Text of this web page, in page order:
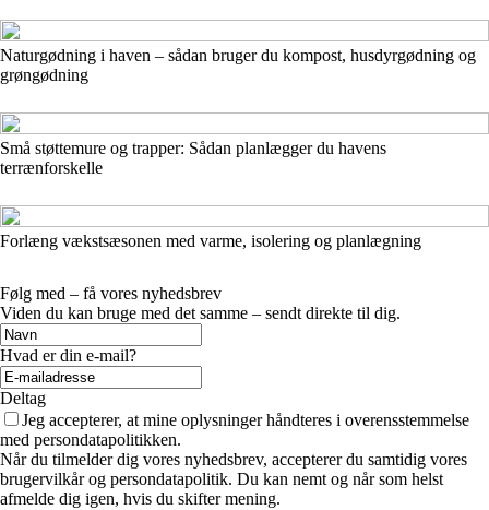
Naturgødning i haven – sådan bruger du kompost, husdyrgødning og
grøngødning
Små støttemure og trapper: Sådan planlægger du havens
terrænforskelle
Forlæng vækstsæsonen med varme, isolering og planlægning
Følg med – få vores nyhedsbrev
Viden du kan bruge med det samme – sendt direkte til dig.
Hvad er din e-mail?
Deltag
Jeg accepterer, at mine oplysninger håndteres i overensstemmelse
med persondatapolitikken.
Når du tilmelder dig vores nyhedsbrev, accepterer du samtidig vores
brugervilkår og persondatapolitik. Du kan nemt og når som helst
afmelde dig igen, hvis du skifter mening.